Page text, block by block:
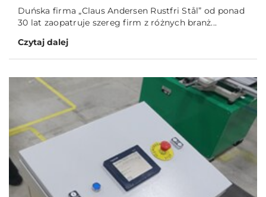
Duńska firma „Claus Andersen Rustfri Stål” od ponad
30 lat zaopatruje szereg firm z różnych branż...
Czytaj dalej